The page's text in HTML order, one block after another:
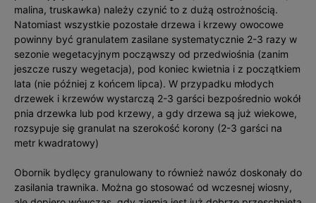
malina, truskawka) należy czynić to z dużą ostrożnością.
Natomiast wszystkie pozostałe drzewa i krzewy owocowe
powinny być granulatem zasilane systematycznie 2-3 razy w
sezonie wegetacyjnym począwszy od przedwiośnia (zanim
jeszcze ruszy wegetacja), pod koniec kwietnia i z początkiem
lata (nie później z końcem lipca). W przypadku młodych
drzewek i krzewów wystarczą 2-3 garści bezpośrednio wokół
pnia drzewka lub pod krzewy, a gdy drzewa są już wiekowe,
rozsypuje się granulat na szerokość korony (2-3 garści na
metr kwadratowy)
Obornik bydlęcy granulowany to również nawóz doskonały do
zasilania trawnika. Można go stosować od wczesnej wiosny,